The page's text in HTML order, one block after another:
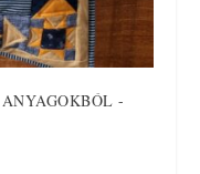
-